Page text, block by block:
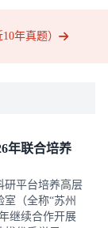
年真题）
年联合培养
研平台培养高层
（全称“苏州
继续合作开展